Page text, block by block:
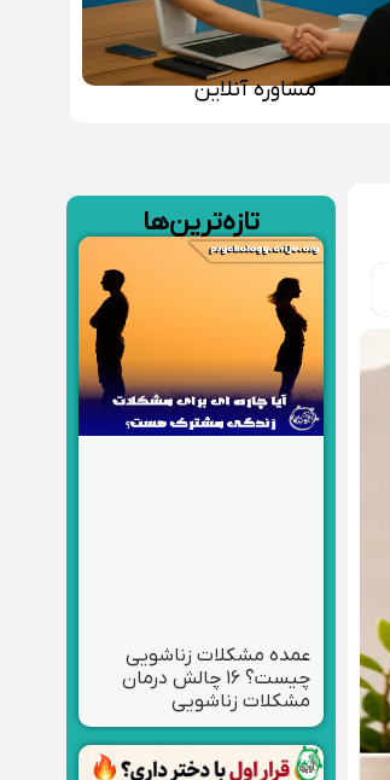
مشاوره آنلاین
تازه‌ترین‌ها
عمده مشکلات زناشویی
چیست؟ ۱۶ چالش درمان
مشکلات زناشویی